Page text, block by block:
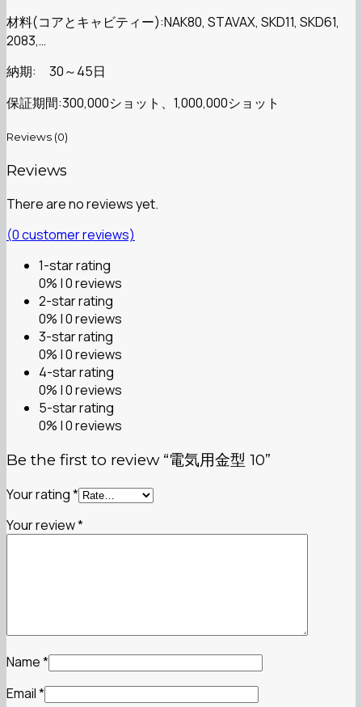
材料(コアとキャビティー):NAK80, STAVAX, SKD11, SKD61,
2083,…
納期: 30～45日
保証期間:300,000ショット、1,000,000ショット
Reviews (0)
Reviews
There are no reviews yet.
(0customer reviews)
1-star rating
0% | 0 reviews
2-star rating
0% | 0 reviews
3-star rating
0% | 0 reviews
4-star rating
0% | 0 reviews
5-star rating
0% | 0 reviews
Be the first to review “電気用金型 10”
Your rating*
Your review*
Name*
Email*